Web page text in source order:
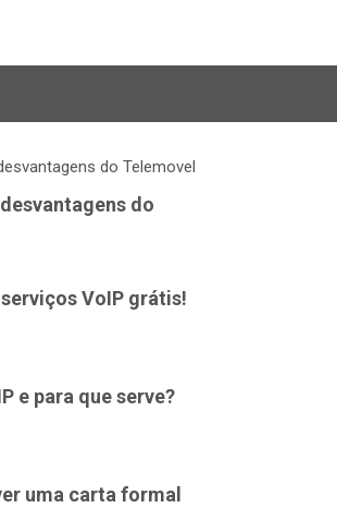
do
VoIP grátis!
e para que serve?
uma carta formal